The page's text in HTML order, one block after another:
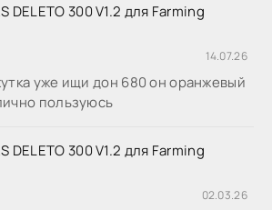
DELETO 300 V1.2 для Farming
14.07.26
уже ищи дон 680 он оранжевый
пользуюсь
DELETO 300 V1.2 для Farming
02.03.26